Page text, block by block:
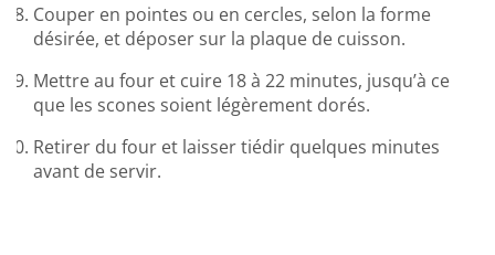
Couper en pointes ou en cercles, selon la forme
désirée, et déposer sur la plaque de cuisson.
Mettre au four et cuire 18 à 22 minutes, jusqu’à ce
que les scones soient légèrement dorés.
Retirer du four et laisser tiédir quelques minutes
avant de servir.